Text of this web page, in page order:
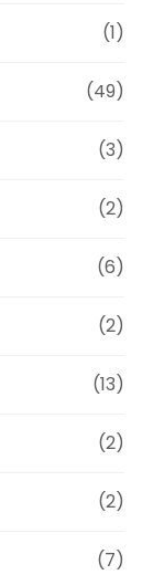
(1)
(49)
(3)
(2)
(6)
(2)
(13)
(2)
(2)
(7)